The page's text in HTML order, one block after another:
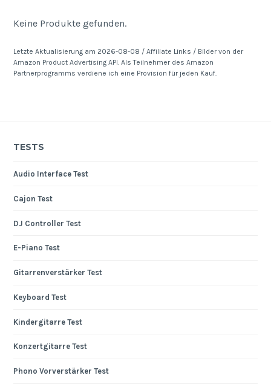
Keine Produkte gefunden.
Letzte Aktualisierung am 2026-08-08 / Affiliate Links / Bilder von der
Amazon Product Advertising API. Als Teilnehmer des Amazon
Partnerprogramms verdiene ich eine Provision für jeden Kauf.
TESTS
Audio Interface Test
Cajon Test
DJ Controller Test
E-Piano Test
Gitarrenverstärker Test
Keyboard Test
Kindergitarre Test
Konzertgitarre Test
Phono Vorverstärker Test